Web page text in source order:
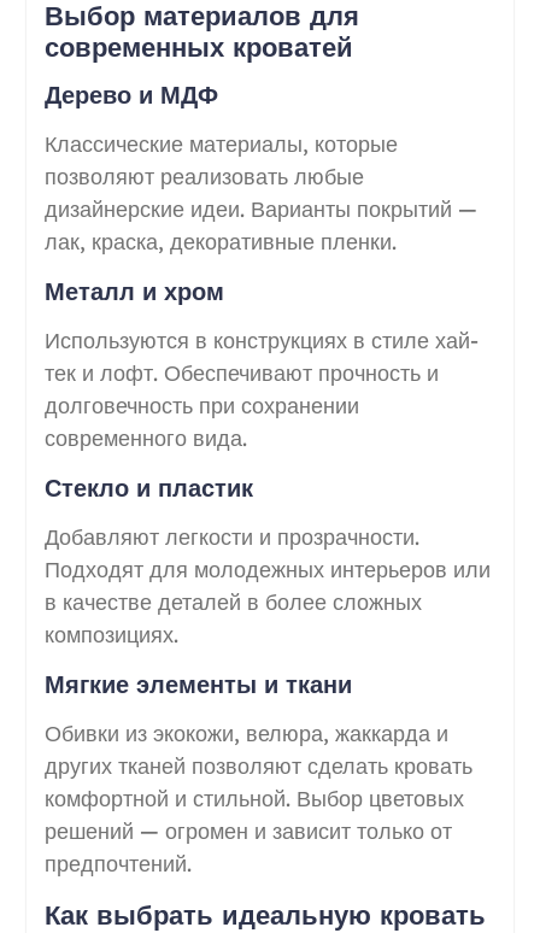
Выбор материалов для
современных кроватей
Дерево и МДФ
Классические материалы, которые
позволяют реализовать любые
дизайнерские идеи. Варианты покрытий —
лак, краска, декоративные пленки.
Металл и хром
Используются в конструкциях в стиле хай-
тек и лофт. Обеспечивают прочность и
долговечность при сохранении
современного вида.
Стекло и пластик
Добавляют легкости и прозрачности.
Подходят для молодежных интерьеров или
в качестве деталей в более сложных
композициях.
Мягкие элементы и ткани
Обивки из экокожи, велюра, жаккарда и
других тканей позволяют сделать кровать
комфортной и стильной. Выбор цветовых
решений — огромен и зависит только от
предпочтений.
Как выбрать идеальную кровать